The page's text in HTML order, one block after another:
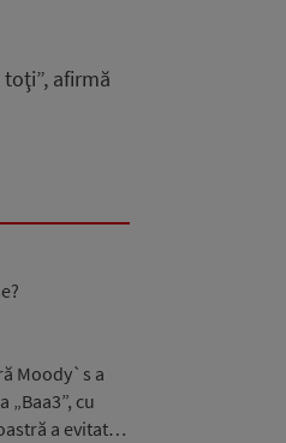
afirmă
Moody`s a
cu
a evitat…